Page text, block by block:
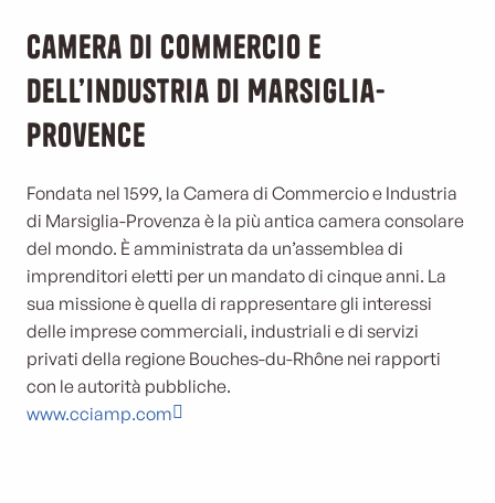
Camera di commercio e
dell’industria di Marsiglia-
Provence
Fondata nel 1599, la Camera di Commercio e Industria
di Marsiglia-Provenza è la più antica camera consolare
del mondo. È amministrata da un’assemblea di
imprenditori eletti per un mandato di cinque anni. La
sua missione è quella di rappresentare gli interessi
delle imprese commerciali, industriali e di servizi
privati della regione Bouches-du-Rhône nei rapporti
con le autorità pubbliche.
www.cciamp.com